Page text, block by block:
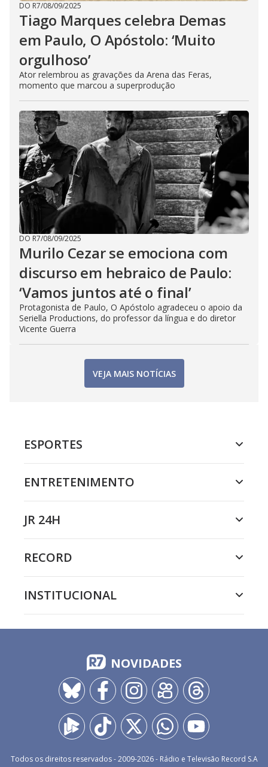
DO R7/08/09/2025
Tiago Marques celebra Demas
em Paulo, O Apóstolo: ‘Muito
orgulhoso’
Ator relembrou as gravações da Arena das Feras,
momento que marcou a superprodução
DO R7/08/09/2025
Murilo Cezar se emociona com
discurso em hebraico de Paulo:
‘Vamos juntos até o final’
Protagonista de Paulo, O Apóstolo agradeceu o apoio da
Seriella Productions, do professor da língua e do diretor
Vicente Guerra
VEJA MAIS NOTÍCIAS
ESPORTES
ENTRETENIMENTO
JR 24H
RECORD
INSTITUCIONAL
NOVIDADES
Todos os direitos reservados - 2009-2026- Rádio e Televisão Record S.A